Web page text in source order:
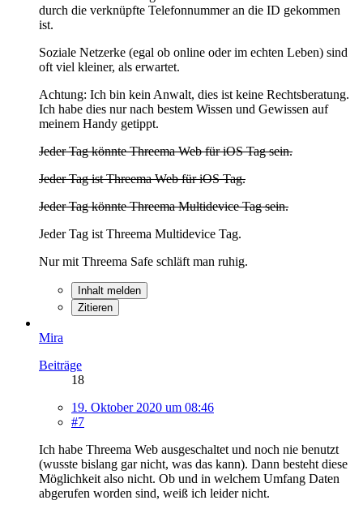
durch die verknüpfte Telefonnummer an die ID gekommen
ist.
Soziale Netzerke (egal ob online oder im echten Leben) sind
oft viel kleiner, als erwartet.
Achtung: Ich bin kein Anwalt, dies ist keine Rechtsberatung.
Ich habe dies nur nach bestem Wissen und Gewissen auf
meinem Handy getippt.
Jeder Tag könnte Threema Web für iOS Tag sein.
Jeder Tag ist Threema Web für iOS Tag.
Jeder Tag könnte Threema Multidevice Tag sein.
Jeder Tag ist Threema Multidevice Tag.
Nur mit Threema Safe schläft man ruhig.
Inhalt melden
Zitieren
Mira
Beiträge
18
19. Oktober 2020 um 08:46
#7
Ich habe Threema Web ausgeschaltet und noch nie benutzt
(wusste bislang gar nicht, was das kann). Dann besteht diese
Möglichkeit also nicht. Ob und in welchem Umfang Daten
abgerufen worden sind, weiß ich leider nicht.